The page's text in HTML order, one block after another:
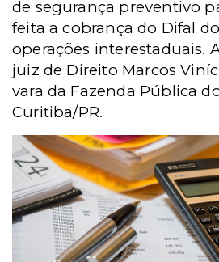
de segurança preventivo
feita a cobrança do Difal
operações interestaduais.
juiz de Direito Marcos
vara da Fazenda Pública
Curitiba/PR.